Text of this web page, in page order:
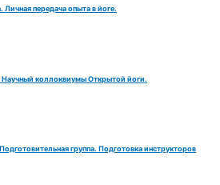
передача опыта в йоге.
коллоквиумы Открытой йоги.
группа. Подготовка инструкторов